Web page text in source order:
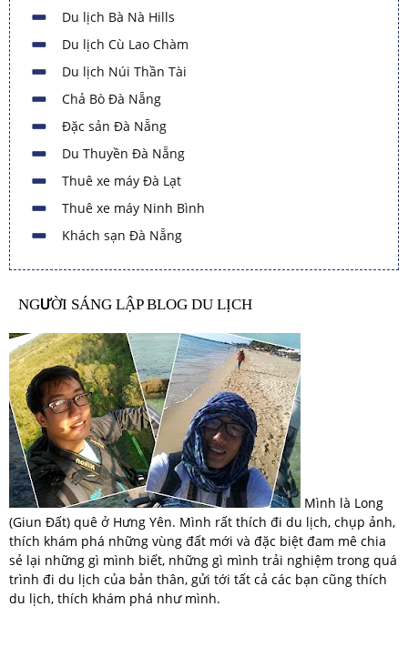
Du lịch Bà Nà Hills
Du lịch Cù Lao Chàm
Du lịch Núi Thần Tài
Chả Bò Đà Nẵng
Đặc sản Đà Nẵng
Du Thuyền Đà Nẵng
Thuê xe máy Đà Lạt
Thuê xe máy Ninh Bình
Khách sạn Đà Nẵng
NGƯỜI SÁNG LẬP BLOG DU LỊCH
Mình là Long
(Giun Đất) quê ở Hưng Yên. Mình rất thích đi du lịch, chụp ảnh,
thích khám phá những vùng đất mới và đặc biệt đam mê chia
sẻ lại những gì mình biết, những gì mình trải nghiệm trong quá
trình đi du lịch của bản thân, gửi tới tất cả các bạn cũng thích
du lịch, thích khám phá như mình.